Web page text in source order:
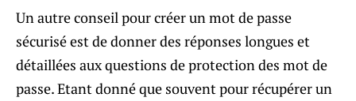
Un autre conseil pour créer un mot de passe
sécurisé est de donner des réponses longues et
détaillées aux questions de protection des mot de
passe. Etant donné que souvent pour récupérer un